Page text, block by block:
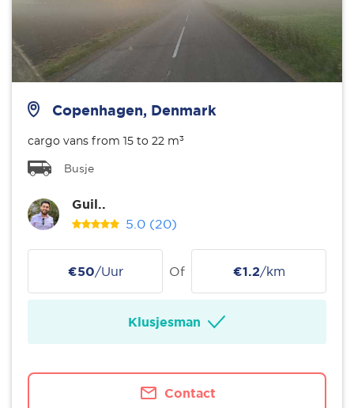
Copenhagen, Denmark
cargo vans from 15 to 22 m³
Busje
Guil..
5.0 (20)
€50/Uur Of €1.2/km
Klusjesman
Contact